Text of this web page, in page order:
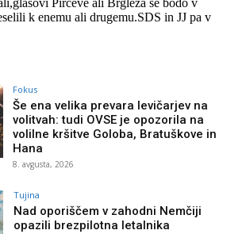
Fokus
Še ena velika prevara levičarjev na
volitvah: tudi OVSE je opozorila na
volilne kršitve Goloba, Bratuškove in
Hana
8. avgusta, 2026
Tujina
Nad oporiščem v zahodni Nemčiji
opazili brezpilotna letalnika